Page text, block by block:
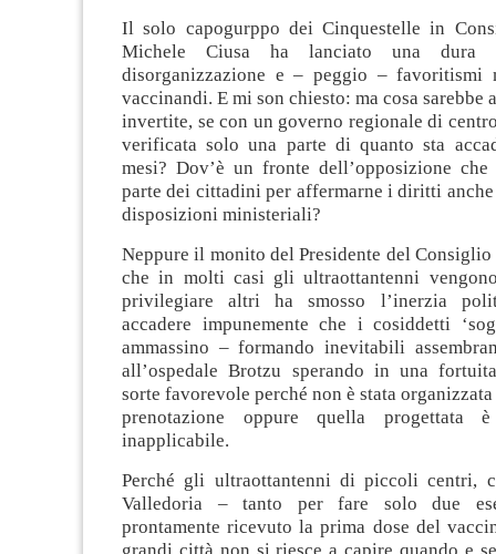
Il solo capogurppo dei Cinquestelle in
Michele Ciusa ha lanciato una dura
disorganizzazione e – peggio – favoritismi
vaccinandi. E mi son chiesto: ma cosa sarebbe
invertite, se con un governo regionale di
verificata solo una parte di quanto sta
mesi? Dov’è un fronte dell’opposizione
parte dei cittadini per affermarne i diritti
disposizioni ministeriali?
Neppure il monito del Presidente del
che in molti casi gli ultraottantenni
privilegiare altri ha smosso l’inerzia
accadere impunemente che i cosiddetti
ammassino – formando inevitabili
all’ospedale Brotzu sperando in una
sorte favorevole perché non è stata
prenotazione oppure quella progettata
inapplicabile.
Perché gli ultraottantenni di piccoli centri,
Valledoria – tanto per fare solo due
prontamente ricevuto la prima dose del